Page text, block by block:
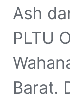
Ash
PLTU
Barat.